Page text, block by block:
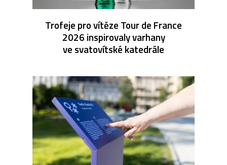
Trofeje pro vítěze Tour de France
2026 inspirovaly varhany
ve svatovítské katedrále